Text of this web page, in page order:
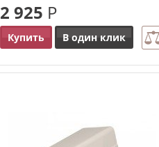
2 925 Р
Купить В один клик